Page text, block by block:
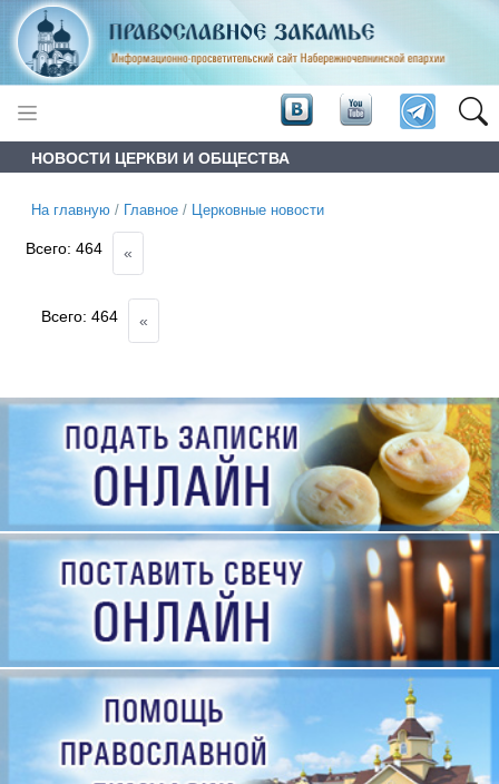
НОВОСТИ ЦЕРКВИ И ОБЩЕСТВА
На главную / Главное / Церковные новости
Всего:464 «
Всего:464 «